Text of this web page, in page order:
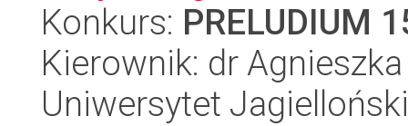
Konkurs: PRELUDIUM
Kierownik: dr
Uniwersytet